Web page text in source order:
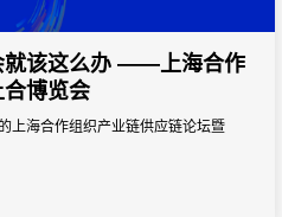
就该这么办 ——上海合作
博览会
上海合作组织产业链供应链论坛暨
（以下简称“双链”论坛暨上合博览
览中心圆满落幕。此次“双链”论坛暨上